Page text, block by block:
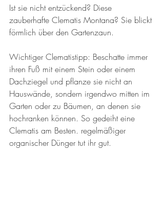
Ist sie nicht entzückend? Diese
zauberhafte Clematis Montana? Sie blickt
förmlich über den Gartenzaun.
Wichtiger Clematistipp: Beschatte immer
ihren Fuß mit einem Stein oder einem
Dachziegel und pflanze sie nicht an
Hauswände, sondern irgendwo mitten im
Garten oder zu Bäumen, an denen sie
hochranken können. So gedeiht eine
Clematis am Besten. regelmäßiger
organischer Dünger tut ihr gut.